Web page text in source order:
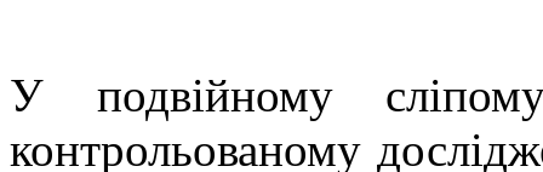
У подвійному
контрольованому